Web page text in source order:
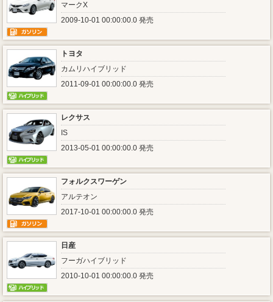
マークX
2009-10-01 00:00:00.0 発売
トヨタ
カムリハイブリッド
2011-09-01 00:00:00.0 発売
レクサス
IS
2013-05-01 00:00:00.0 発売
フォルクスワーゲン
アルテオン
2017-10-01 00:00:00.0 発売
日産
フーガハイブリッド
2010-10-01 00:00:00.0 発売